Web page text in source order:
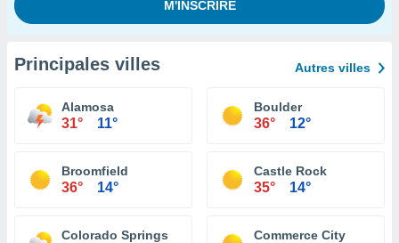
Principales villes Autres villes
Alamosa
31° 11°
Boulder
36° 12°
Broomfield
36° 14°
Castle Rock
35° 14°
Colorado Springs Commerce City